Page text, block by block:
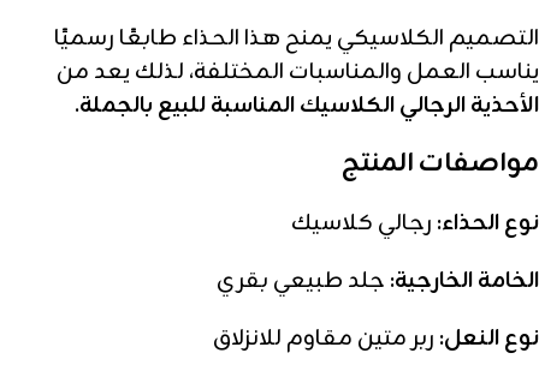
التصميم الكلاسيكي يمنح هذا الحذاء طابعًا رسميًا
يناسب العمل والمناسبات المختلفة، لذلك يعد من
الأحذية الرجالي الكلاسيك المناسبة للبيع بالجملة.
مواصفات المنتج
نوع الحذاء: رجالي كلاسيك
الخامة الخارجية: جلد طبيعي بقري
نوع النعل: ربر متين مقاوم للانزلاق